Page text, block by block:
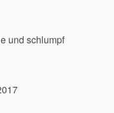
und schlumpf